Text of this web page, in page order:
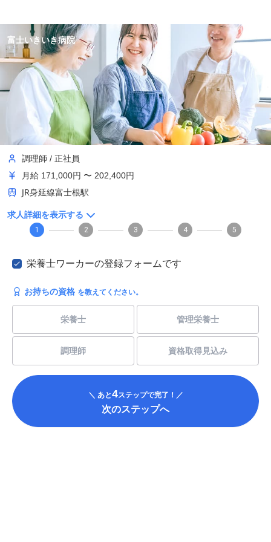
富士いきいき病院
調理師 / 正社員
月給 171,000円 〜 202,400円
JR身延線富士根駅
求人詳細を表示する
1 2 3 4 5
栄養士ワーカーの登録フォームです
お持ちの資格 を教えてください。
栄養士 管理栄養士
調理師 資格取得見込み
＼ あと4ステップで完了！／
次のステップへ